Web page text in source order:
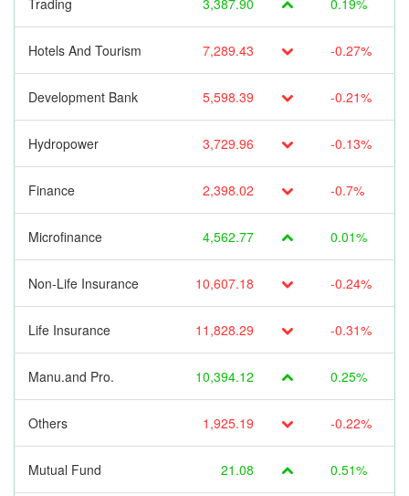
Trading 3,387.90 0.19%
Hotels And Tourism 7,289.43 -0.27%
Development Bank 5,598.39 -0.21%
Hydropower 3,729.96 -0.13%
Finance 2,398.02 -0.7%
Microfinance 4,562.77 0.01%
Non-Life Insurance 10,607.18 -0.24%
Life Insurance 11,828.29 -0.31%
Manu.and Pro. 10,394.12 0.25%
Others 1,925.19 -0.22%
Mutual Fund 21.08 0.51%